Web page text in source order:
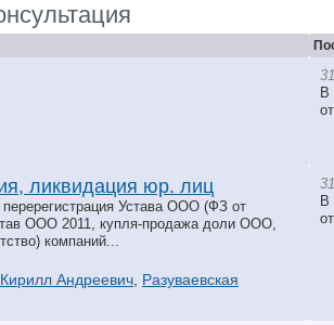
В
от
ликвидация юр. лиц
Устава ООО (ФЗ от
ООО 2011, купля-продажа доли ООО,
компаний...
Андреевич Разуваевская
В
от